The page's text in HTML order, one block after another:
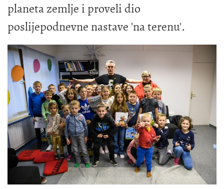
planeta zemlje i proveli dio
poslijepodnevne nastave 'na terenu'.